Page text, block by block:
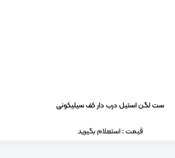
ست لگن استیل درب دار کف سیلیکونی
قیمت : استعلام بگیرید